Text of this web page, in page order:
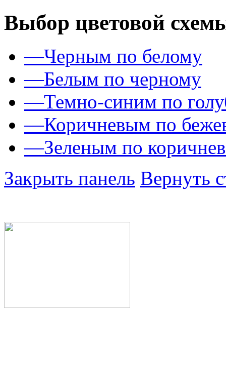
Выбор цветовой
—Черным по белому
—Белым по черному
—Темно-синим по
—Коричневым по
—Зеленым по
Закрыть панель Вернуть